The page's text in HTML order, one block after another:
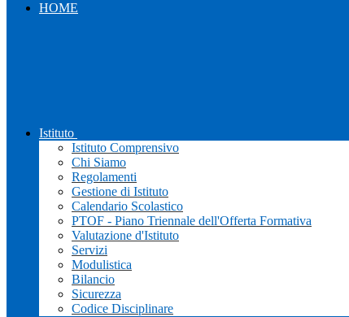
HOME
Istituto
Istituto Comprensivo
Chi Siamo
Regolamenti
Gestione di Istituto
Calendario Scolastico
PTOF - Piano Triennale dell'Offerta Formativa
Valutazione d'Istituto
Servizi
Modulistica
Bilancio
Sicurezza
Codice Disciplinare